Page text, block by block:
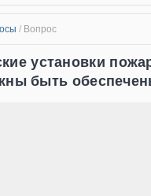
/ Вопрос
установки
быть